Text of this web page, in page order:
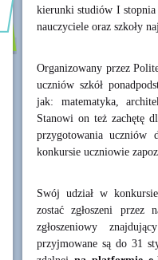
kierunki studiów I stopnia
nauczyciele oraz szkoły
Organizowany przez
uczniów szkół
jak: matematyka,
Stanowi on też zachętę
przygotowania uczniów
konkursie uczniowie
Swój udział w
zostać zgłoszeni
zgłoszeniowy
przyjmowane są do 31